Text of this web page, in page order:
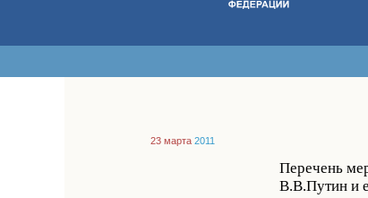
23 марта 2011
Перечень
В.В.Путин и